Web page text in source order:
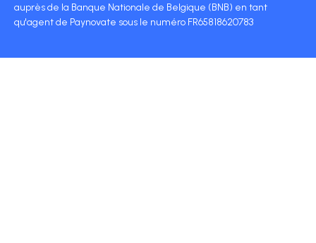
auprès de la Banque Nationale de Belgique (BNB) en tant
qu'agent de Paynovate sous le numéro FR65818620783